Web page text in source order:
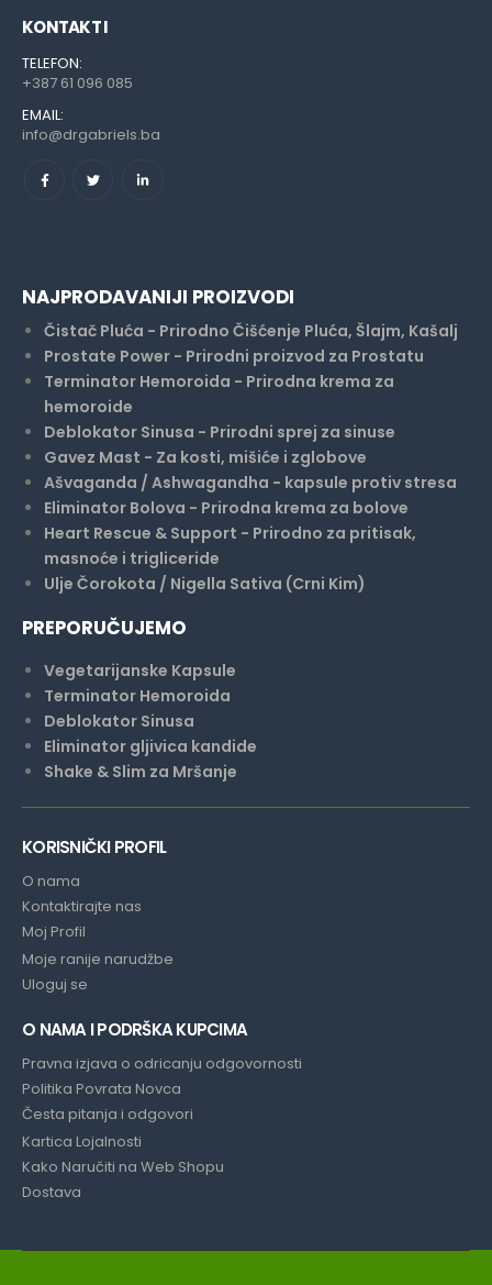
KONTAKT I
TELEFON:
+387 61 096 085
EMAIL:
info@drgabriels.ba
NAJPRODAVANIJI PROIZVODI
Čistač Pluća - Prirodno Čišćenje Pluća, Šlajm, Kašalj
Prostate Power - Prirodni proizvod za Prostatu
Terminator Hemoroida - Prirodna krema za
hemoroide
Deblokator Sinusa - Prirodni sprej za sinuse
Gavez Mast - Za kosti, mišiće i zglobove
Ašvaganda / Ashwagandha - kapsule protiv stresa
Eliminator Bolova - Prirodna krema za bolove
Heart Rescue & Support - Prirodno za pritisak,
masnoće i trigliceride
Ulje Čorokota / Nigella Sativa (Crni Kim)
PREPORUČUJEMO
Vegetarijanske Kapsule
Terminator Hemoroida
Deblokator Sinusa
Eliminator gljivica kandide
Shake & Slim za Mršanje
KORISNIČKI PROFIL
O nama
Kontaktirajte nas
Moj Profil
Moje ranije narudžbe
Uloguj se
O NAMA I PODRŠKA KUPCIMA
Pravna izjava o odricanju odgovornosti
Politika Povrata Novca
Česta pitanja i odgovori
Kartica Lojalnosti
Kako Naručiti na Web Shopu
Dostava